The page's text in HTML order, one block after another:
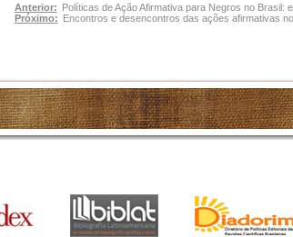
Anterior: Políticas de Ação Afirmativa para Negros no Brasil:
Próximo: Encontros e desencontros das ações afirmativas